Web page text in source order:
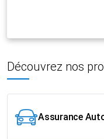
Découvrez nos
Assurance